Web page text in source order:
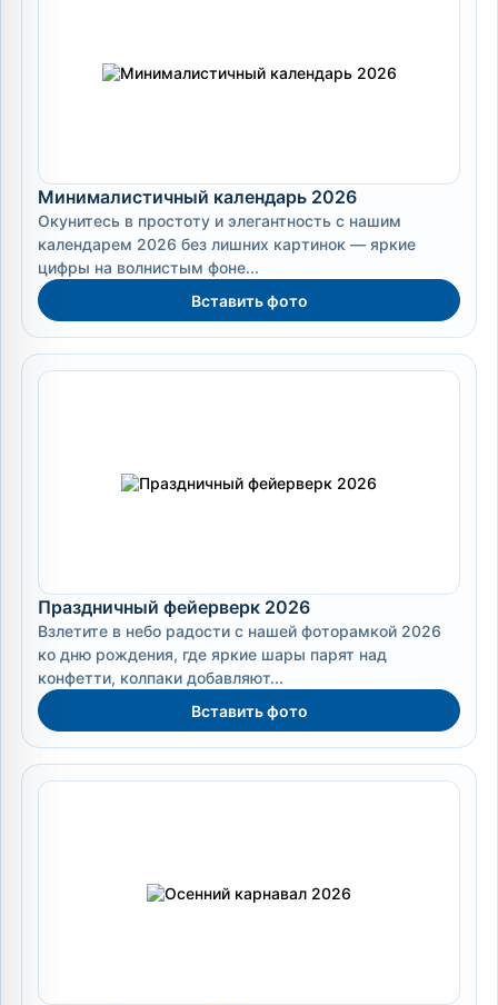
Минималистичный календарь 2026
Окунитесь в простоту и элегантность с нашим
календарем 2026 без лишних картинок — яркие
цифры на волнистым фоне...
Вставить фото
Праздничный фейерверк 2026
Взлетите в небо радости с нашей фоторамкой 2026
ко дню рождения, где яркие шары парят над
конфетти, колпаки добавляют...
Вставить фото